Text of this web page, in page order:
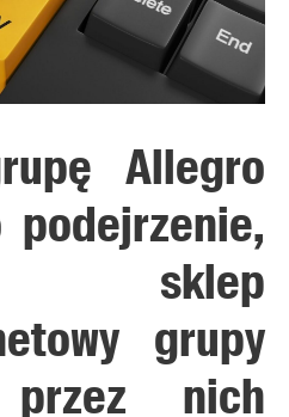
Allegro
podejrzenie,
sklep
grupy
nich